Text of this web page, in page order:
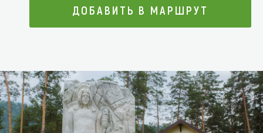
О регионе
Коллекция впечатлений
ДОБАВИТЬ В МАРШРУТ